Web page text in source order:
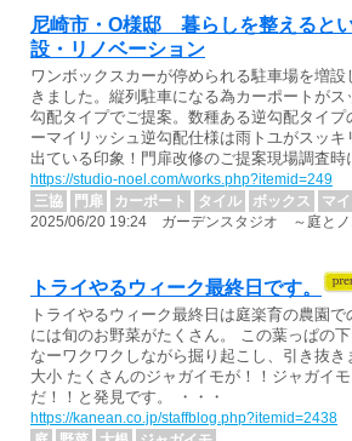
尼崎市・O様邸 暮らしを整えると
設・リノベーション
ワンボックスカーが停められる駐車場を増
きました。縦列駐車になる為カーポートが
勾配タイプでご提案。数種ある逆勾配タイプ
ーマイリッシュ逆勾配仕様は雨トユがスッ
出ている印象！門扉改修のご提案現場調査時
https://studio-noel.com/works.php?itemid=249
三協
門扉 カーポート タイル ボックス マ
2025/06/20 19:24 ガーデンスタジオ ～庭とノ
トライやるウィーク最終日です。
トライやるウィーク最終日は庭楽育の農園
には旬のお野菜がたくさん。 この葉っぱの
なーワクワクしながら掘り起こし、引き抜
大小 たくさんのジャガイモが！！ジャガイ
だ！！と発見です。 ・・・
https://kanean.co.jp/staffblog.php?itemid=2438